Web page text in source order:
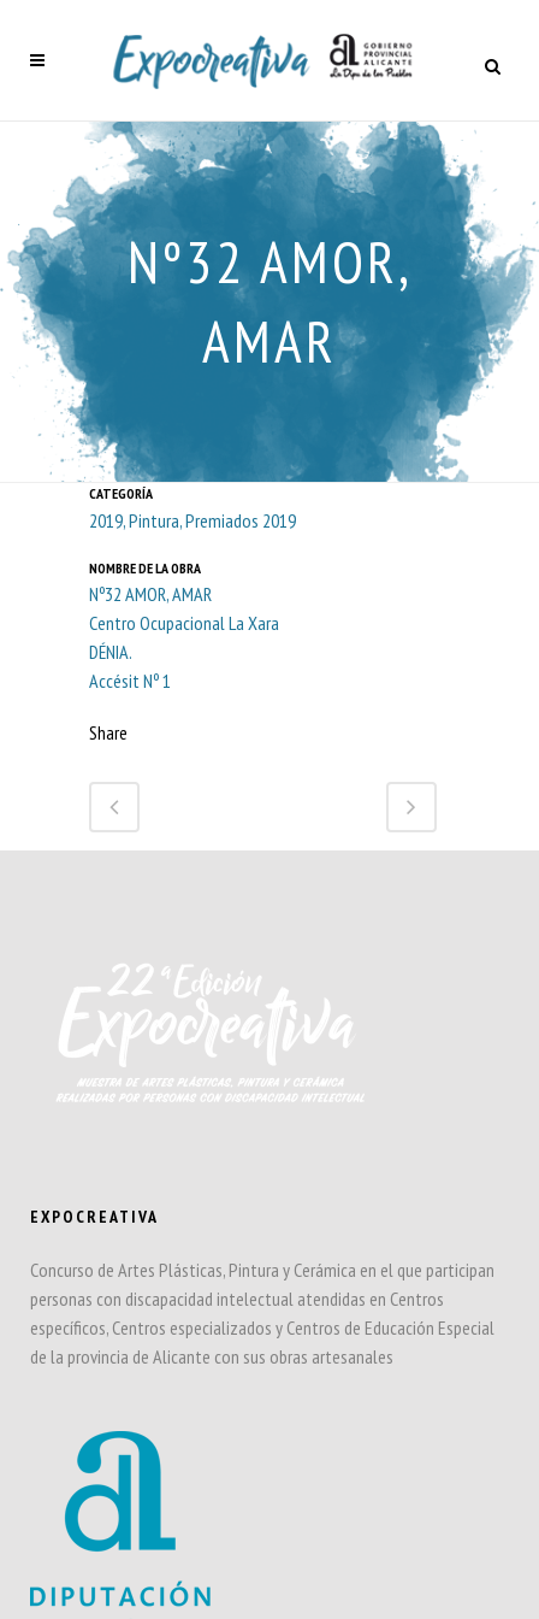
Nº32 AMOR,
AMAR
CATEGORÍA
2019, Pintura, Premiados 2019
NOMBRE DE LA OBRA
Nº32 AMOR, AMAR
Centro Ocupacional La Xara
DÉNIA.
Accésit Nº 1
Share
EXPOCREATIVA
Concurso de Artes Plásticas, Pintura y Cerámica en el que participan
personas con discapacidad intelectual atendidas en Centros
específicos, Centros especializados y Centros de Educación Especial
de la provincia de Alicante con sus obras artesanales